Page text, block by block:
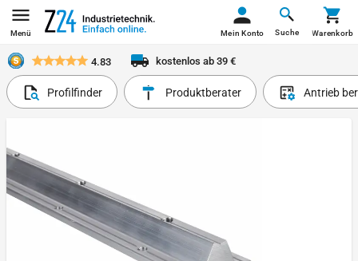
Menü Suche
Mein Konto Warenkorb
4.83 kostenlos ab 39 €
Profilfinder Produktberater Antrieb